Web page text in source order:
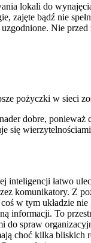
lokali do
zajęte bądź nie
uzgodnione. Nie
pożyczki w sieci
dobre,
się
inteligencji łatwo
komunikatory. Z
w tym układzie
informacji. To
do spraw
choć kilka bliskich